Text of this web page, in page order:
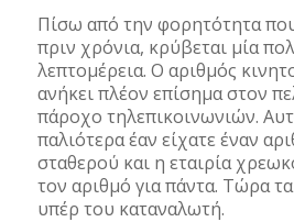
Πίσω από την φορητότητα
πριν χρόνια, κρύβεται μία
λεπτομέρεια. Ο αριθμός
ανήκει πλέον επίσημα στον
πάροχο τηλεπικοινωνιών.
παλιότερα έαν είχατε έναν
σταθερού και η εταιρία
τον αριθμό για πάντα. Τώρα
υπέρ του καταναλωτή.